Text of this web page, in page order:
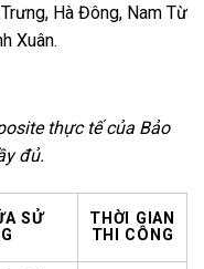
Hà Đông, Nam Từ
Xuân.
thực tế của Bảo
đủ.
SỬ
THỜI GIAN
THI CÔNG